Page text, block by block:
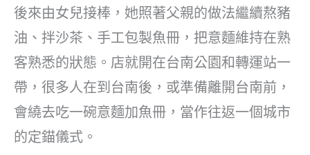
後來由女兒接棒，她照著父親的做法繼續熬豬
油、拌沙茶、手工包製魚冊，把意麵維持在熟
客熟悉的狀態。店就開在台南公園和轉運站一
帶，很多人在到台南後，或準備離開台南前，
會繞去吃一碗意麵加魚冊，當作往返一個城市
的定錨儀式。